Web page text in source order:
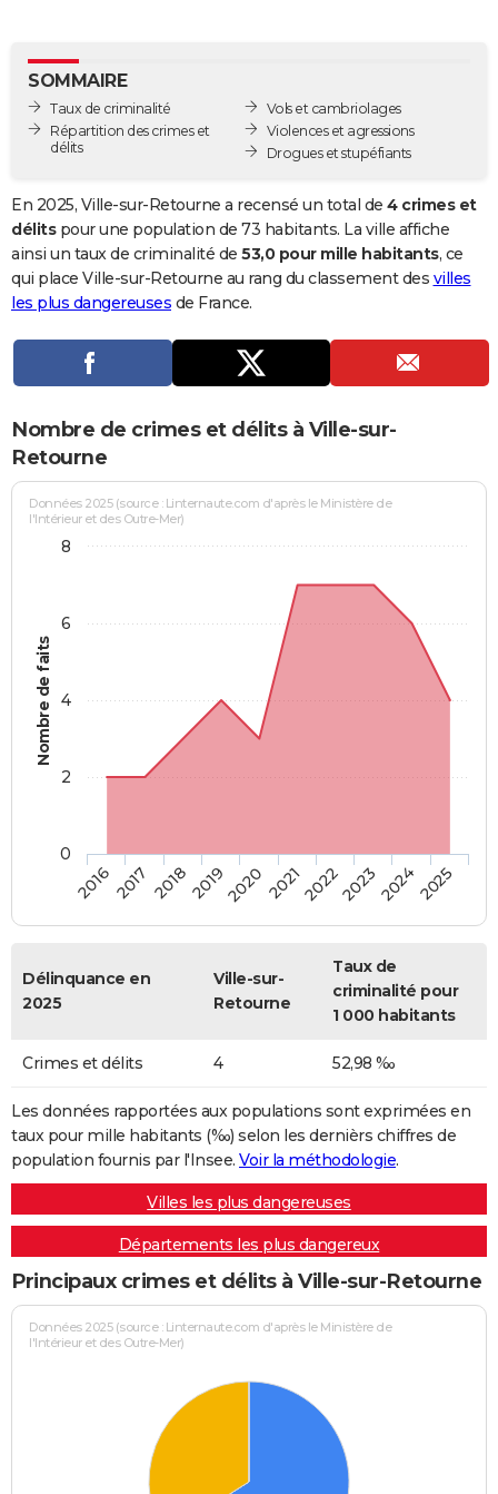
GUIDES D'ACHAT
BONS PLANS
Carte de Noël
Carte Bonne année
Carte Saint-Valentin
Carte Pâques
Carte d'anniversaire
DICTIONNAIRE
Dictionnaire
Biographies
Citations
Expressions
Proverbes
PROGRAMME TV
COPAINS D'AVANT
S'inscrire
Se connecter
Lycées
Collèges
Primaires
Universités
Entreprises
Service militaire
Avis de recherche
AVIS DE DÉCÈS
FORUM
Bricolage
Lifestyle
Culture
Sport
Auto
Television
Voyage
Cinema
SOMMAIRE
Taux de criminalité
Répartition des crimes et
délits
Vols et cambriolages
Violences et agressions
Drogues et stupéfiants
En 2025, Ville-sur-Retourne a recensé un total de 4 crimes et
délitspour une population de 73 habitants. La ville affiche
ainsi un taux de criminalité de 53,0 pour mille habitants, ce
qui place Ville-sur-Retourne au rang du classement des villes
les plus dangereuses de France.
Nombre de crimes et délits à Ville-sur-
Retourne
Nombre de faits
Données 2025 (source : Linternaute.com d'après le Ministère de
l'Intérieur et des Outre-Mer)
20162017 20182019202020212022202320242025
0
2
4
6
8
Délinquance en
2025
Ville-sur-
Retourne
Taux de
criminalité pour
1 000 habitants
Crimes et délits 4 52,98 ‰
Les données rapportées aux populations sont exprimées en
taux pour mille habitants (‰) selon les dernièrs chiffres de
population fournis par l'Insee. Voir la méthodologie.
Villes les plus dangereuses
Départements les plus dangereux
Principaux crimes et délits à Ville-sur-Retourne
Données 2025 (source : Linternaute.com d'après le Ministère de
l'Intérieur et des Outre-Mer)